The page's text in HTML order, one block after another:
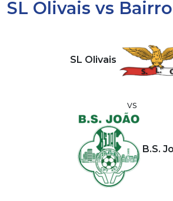
SL Olivais vs
SL Olivais
vs
B.S.